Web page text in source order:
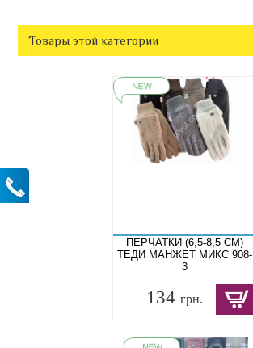
Товары этой категории
ПЕРЧАТКИ (6,5-8,5 СМ)
ТЕДИ МАНЖЕТ МИКС 908-
3
134 грн.